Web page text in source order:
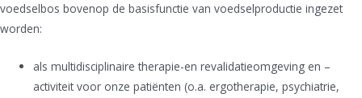
voedselbos bovenop de basisfunctie van voedselproductie ingezet
worden:
als multidisciplinaire therapie-en revalidatieomgeving en –
activiteit voor onze patiënten (o.a. ergotherapie, psychiatrie,